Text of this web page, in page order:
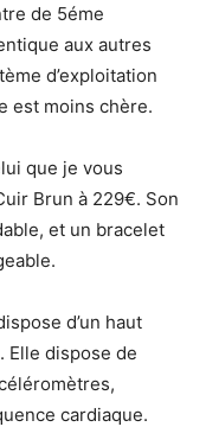
de 5éme
aux autres
d’exploitation
est moins chère.
que je vous
Brun à 229€. Son
et un bracelet
d’un haut
Elle dispose de
cardiaque.